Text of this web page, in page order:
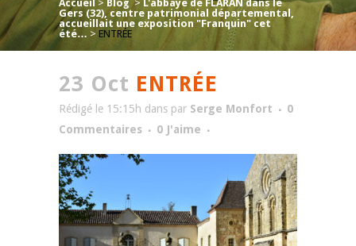
Accueil > Blog > L'abbaye de FLARAN dans le
Gers (32), centre patrimonial départemental,
accueillait une exposition "Franquin" cet
été… > ENTRÉE
23 Oct ENTRÉE
Rédigé le 15:15h dans par Serge Monfort
0
Commentaires
0 J'aime